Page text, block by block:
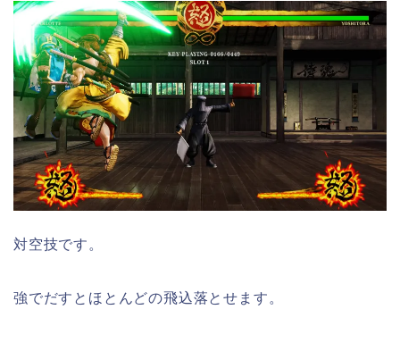
対空技です。
強でだすとほとんどの飛込落とせます。